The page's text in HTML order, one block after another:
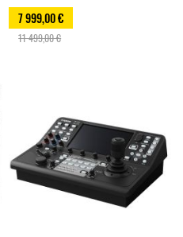
7 999,00 €
11 499,00 €